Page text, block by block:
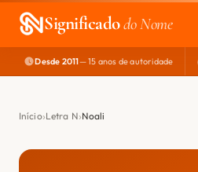
Significadodo Nome
EXPLORAR
NOME PERFEITO
Desde 2011— 15 anos de autoridade
Início Letra N Noali